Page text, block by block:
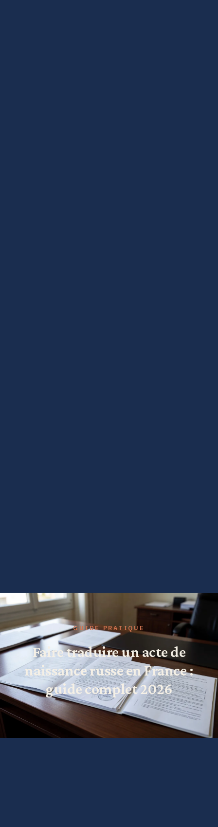
GUIDE PRATIQUE
Faire traduire un acte de
naissance russe en France :
guide complet 2026